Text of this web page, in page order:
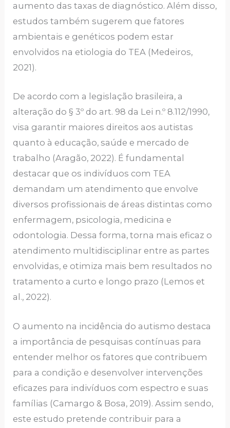
aumento das taxas de diagnóstico. Além disso,
estudos também sugerem que fatores
ambientais e genéticos podem estar
envolvidos na etiologia do TEA (Medeiros,
2021).
De acordo com a legislação brasileira, a
alteração do § 3º do art. 98 da Lei n.º 8.112/1990,
visa garantir maiores direitos aos autistas
quanto à educação, saúde e mercado de
trabalho (Aragão, 2022). É fundamental
destacar que os indivíduos com TEA
demandam um atendimento que envolve
diversos profissionais de áreas distintas como
enfermagem, psicologia, medicina e
odontologia. Dessa forma, torna mais eficaz o
atendimento multidisciplinar entre as partes
envolvidas, e otimiza mais bem resultados no
tratamento a curto e longo prazo (Lemos et
al., 2022).
O aumento na incidência do autismo destaca
a importância de pesquisas contínuas para
entender melhor os fatores que contribuem
para a condição e desenvolver intervenções
eficazes para indivíduos com espectro e suas
famílias (Camargo & Bosa, 2019). Assim sendo,
este estudo pretende contribuir para a